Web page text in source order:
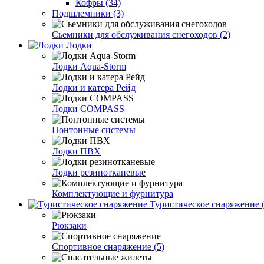
Кофры (34)
Подшлемники (3)
Сьемники для обслуживания снегоходов (2)
Лодки
Лодки Aqua-Storm
Лодки и катера Рейд
Лодки COMPASS
Понтонные системы
Лодки ПВХ
Лодки резинотканевые
Комплектующие и фурнитура
Туристическое снаряжение
Рюкзаки
Спортивное снаряжение (5)